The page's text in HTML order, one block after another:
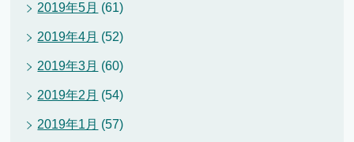
2019年5月 (61)
2019年4月 (52)
2019年3月 (60)
2019年2月 (54)
2019年1月 (57)